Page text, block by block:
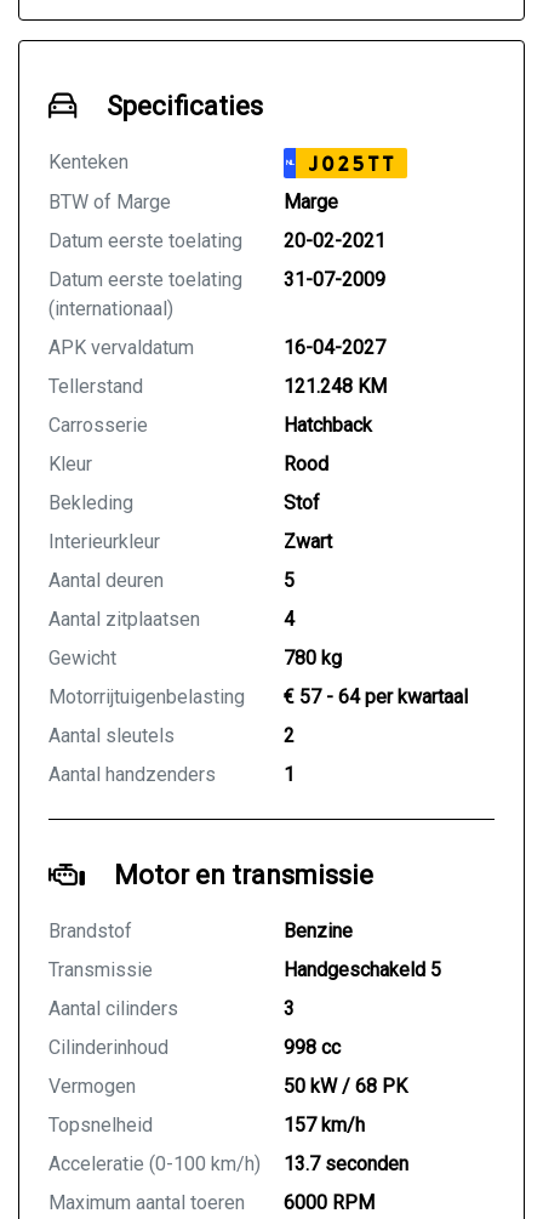
Specificaties
Kenteken NL J025TT
BTW of Marge
Marge
Datum eerste toelating
20-02-2021
Datum eerste toelating
(internationaal)
31-07-2009
APK vervaldatum
16-04-2027
Tellerstand
121.248 KM
Carrosserie
Hatchback
Kleur
Rood
Bekleding
Stof
Interieurkleur
Zwart
Aantal deuren
5
Aantal zitplaatsen
4
Gewicht
780 kg
Motorrijtuigenbelasting
€ 57 - 64 per kwartaal
Aantal sleutels
2
Aantal handzenders
1
Motor en transmissie
Brandstof
Benzine
Transmissie
Handgeschakeld 5
Aantal cilinders
3
Cilinderinhoud
998 cc
Vermogen
50 kW / 68 PK
Topsnelheid
157 km/h
Acceleratie (0-100 km/h)
13.7 seconden
Maximum aantal toeren
6000 RPM